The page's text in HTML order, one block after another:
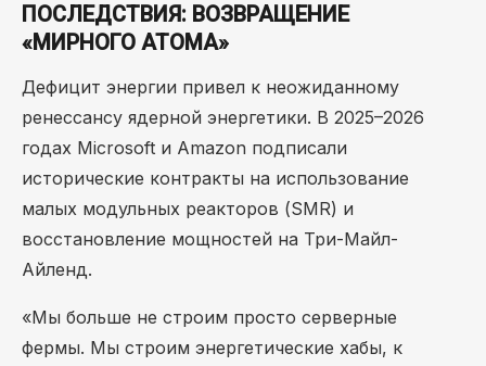
ПОСЛЕДСТВИЯ: ВОЗВРАЩЕНИЕ
«МИРНОГО АТОМА»
Дефицит энергии привел к неожиданному
ренессансу ядерной энергетики. В 2025–2026
годах Microsoft и Amazon подписали
исторические контракты на использование
малых модульных реакторов (SMR) и
восстановление мощностей на Три-Майл-
Айленд.
«Мы больше не строим просто серверные
фермы. Мы строим энергетические хабы, к